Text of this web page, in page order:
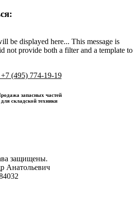
be displayed here... This message is
not provide both a filter and a template to
+7 (495) 774-19-19
запасных частей
для складской техники
защищены.
Анатольевич